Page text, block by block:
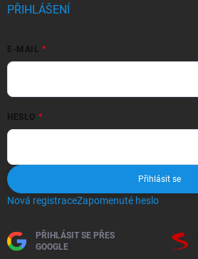
PŘIHLÁŠENÍ
E-MAIL
HESLO
Přihlásit se
Nová registraceZapomenuté heslo
PŘIHLÁSIT SE PŘES
GOOGLE